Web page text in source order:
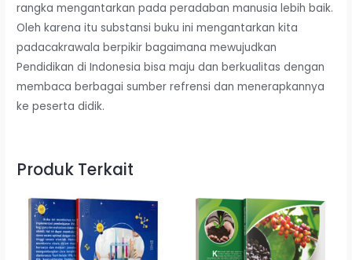
rangka mengantarkan pada peradaban manusia lebih baik.
Oleh karena itu substansi buku ini mengantarkan kita
padacakrawala berpikir bagaimana mewujudkan
Pendidikan di Indonesia bisa maju dan berkualitas dengan
membaca berbagai sumber refrensi dan menerapkannya
ke peserta didik.
Produk Terkait